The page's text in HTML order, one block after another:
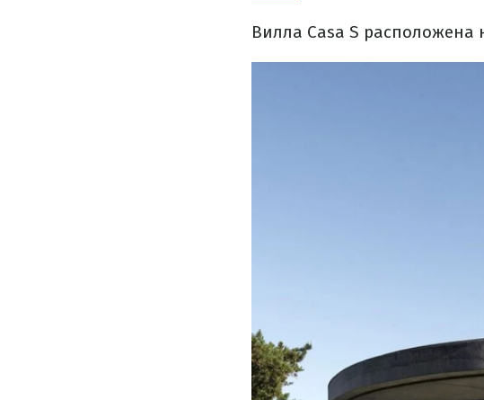
Вилла Casa S